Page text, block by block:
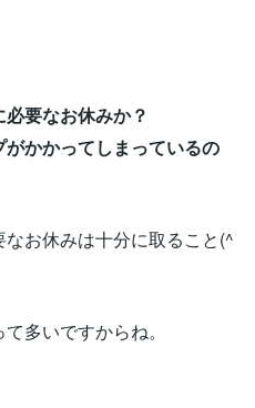
要なお休みか？
かかってしまっているの
お休みは十分に取ること(^
多いですからね。